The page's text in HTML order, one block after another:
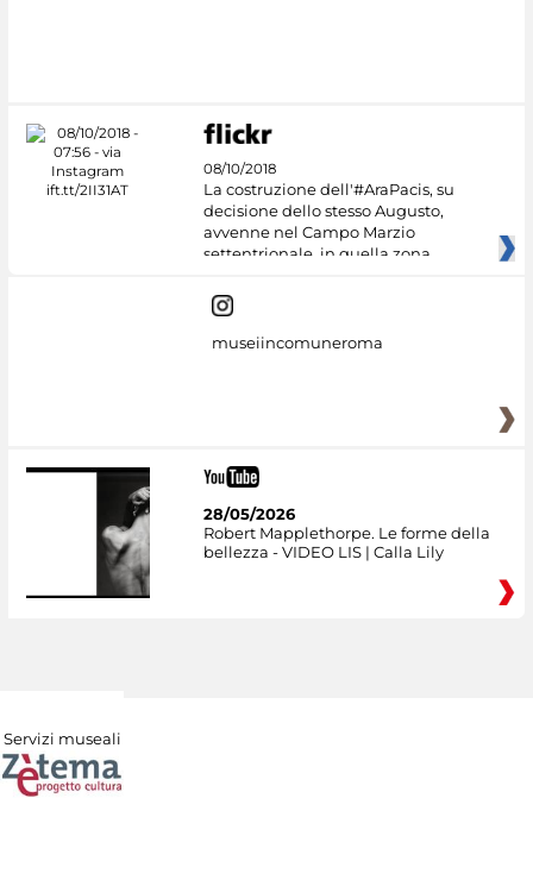
08/10/2018
La costruzione dell'#AraPacis, su
decisione dello stesso Augusto,
avvenne nel Campo Marzio
settentrionale, in quella zona
museiincomuneroma
28/05/2026
Robert Mapplethorpe. Le forme della
bellezza - VIDEO LIS | Calla Lily
Servizi museali